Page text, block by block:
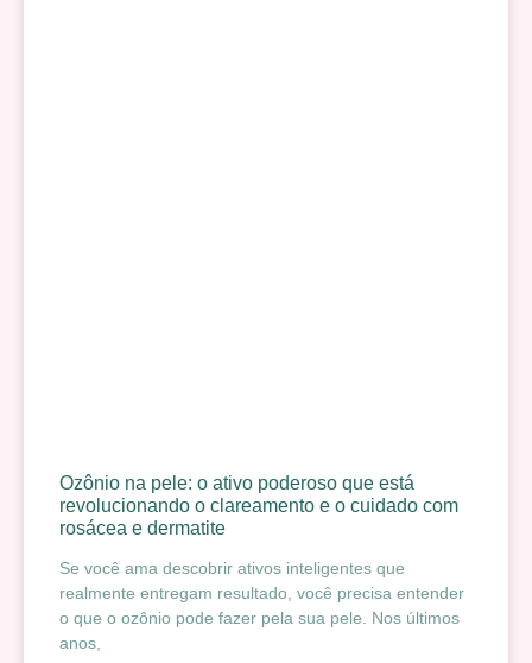
Ozônio na pele: o ativo poderoso que está
revolucionando o clareamento e o cuidado com
rosácea e dermatite
Se você ama descobrir ativos inteligentes que
realmente entregam resultado, você precisa entender
o que o ozônio pode fazer pela sua pele. Nos últimos
anos,